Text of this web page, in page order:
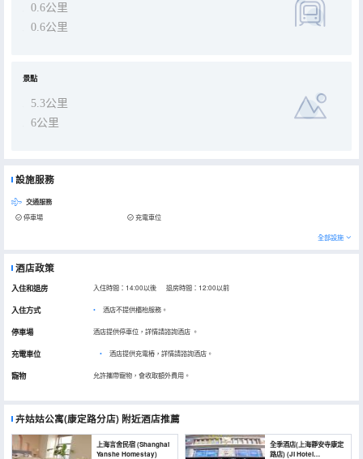
0.6公里
0.6公里
景點
5.3公里
6公里
設施服務
交通服務
停車場 充電車位
全部設施
酒店政策
入住和退房 入住時間：14:00以後 退房時間：12:00以前
入住方式 酒店不提供櫃枱服務。
停車場 酒店提供停車位，詳情請諮詢酒店 。
充電車位 • 酒店提供充電樁，詳情請諮詢酒店。
寵物 允許攜帶寵物，會收取額外費用。
卉姑姑公寓(康定路分店) 附近酒店推薦
上海言舍民宿 (Shanghai
Yanshe Homestay)
全季酒店(上海靜安寺康定
路店) (JI Hotel